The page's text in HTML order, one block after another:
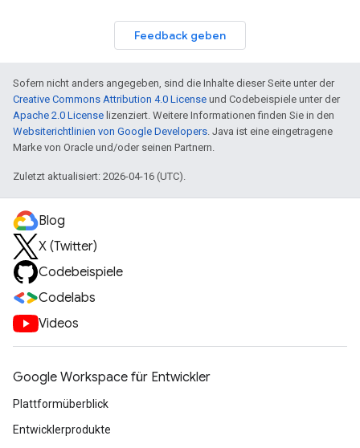
Feedback geben
Sofern nicht anders angegeben, sind die Inhalte dieser Seite unter der
Creative Commons Attribution 4.0 License und Codebeispiele unter der
Apache 2.0 License lizenziert. Weitere Informationen finden Sie in den
Websiterichtlinien von Google Developers. Java ist eine eingetragene
Marke von Oracle und/oder seinen Partnern.
Zuletzt aktualisiert: 2026-04-16 (UTC).
Blog
X (Twitter)
Codebeispiele
Codelabs
Videos
Google Workspace für Entwickler
Plattformüberblick
Entwicklerprodukte